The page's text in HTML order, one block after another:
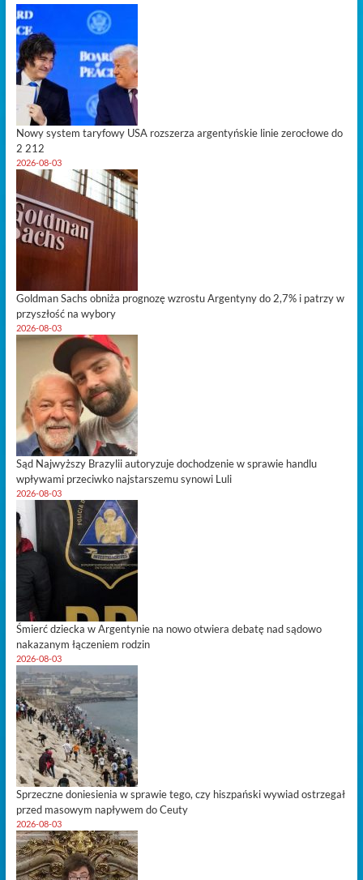
poziom
kryzysowy
Nowy system taryfowy USA rozszerza argentyńskie linie zerocłowe do
2 212
2026-08-03
Goldman Sachs obniża prognozę wzrostu Argentyny do 2,7% i patrzy w
przyszłość na wybory
2026-08-03
Sąd Najwyższy Brazylii autoryzuje dochodzenie w sprawie handlu
wpływami przeciwko najstarszemu synowi Luli
2026-08-03
Śmierć dziecka w Argentynie na nowo otwiera debatę nad sądowo
nakazanym łączeniem rodzin
2026-08-03
Sprzeczne doniesienia w sprawie tego, czy hiszpański wywiad ostrzegał
przed masowym napływem do Ceuty
2026-08-03